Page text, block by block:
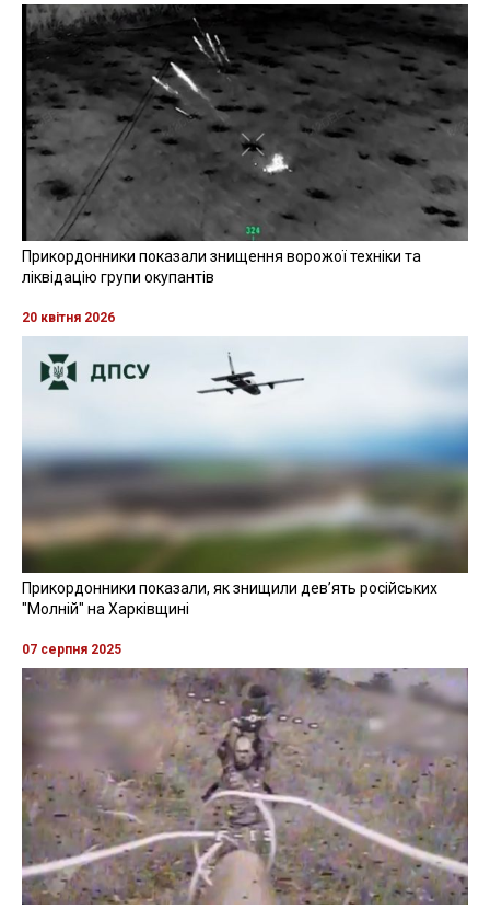
Прикордонники показали знищення ворожої техніки та
ліквідацію групи окупантів
20 квітня 2026
Прикордонники показали, як знищили девʼять російських
"Молній" на Харківщині
07 серпня 2025